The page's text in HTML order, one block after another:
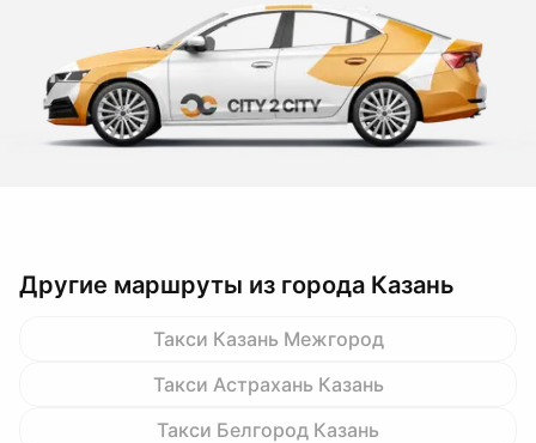
Другие маршруты из города Казань
Такси Казань Межгород
Такси Астрахань Казань
Такси Белгород Казань